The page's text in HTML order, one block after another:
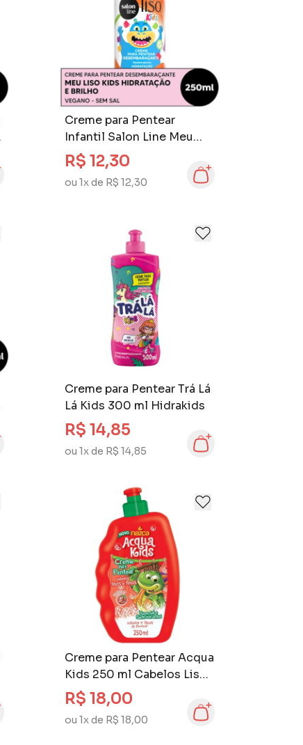
Creme para Pentear
Infantil Salon Line Meu
Lisinho Kids 250 ml
Salada de Frutas
R$ 12,30
ou 1x de R$ 12,30
Creme para Pentear Trá Lá
Lá Kids 300 ml Hidrakids
R$ 14,85
ou 1x de R$ 14,85
Creme para Pentear Acqua
Kids 250 ml Cabelos Lisos
e Finos
R$ 18,00
ou 1x de R$ 18,00